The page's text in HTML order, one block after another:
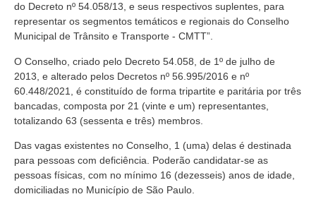
do Decreto nº 54.058/13, e seus respectivos suplentes, para
representar os segmentos temáticos e regionais do Conselho
Municipal de Trânsito e Transporte ‐ CMTT”.
O Conselho, criado pelo Decreto 54.058, de 1º de julho de
2013, e alterado pelos Decretos nº 56.995/2016 e nº
60.448/2021, é constituído de forma tripartite e paritária por três
bancadas, composta por 21 (vinte e um) representantes,
totalizando 63 (sessenta e três) membros.
Das vagas existentes no Conselho, 1 (uma) delas é destinada
para pessoas com deficiência. Poderão candidatar‐se as
pessoas físicas, com no mínimo 16 (dezesseis) anos de idade,
domiciliadas no Município de São Paulo.